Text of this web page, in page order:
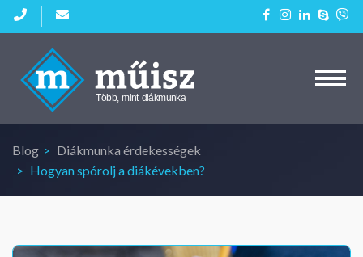
Kezdőlap
Aktuális diákmunkáink
Cégeknek
Blog
Blog
Diákmunka érdekességek
Hogyan spórolj a diákévekben?